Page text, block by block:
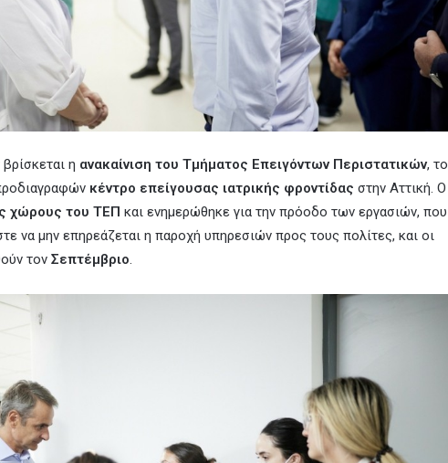
η ανακαίνιση του Τμήματος Επειγόντων Περιστατικών, το
κέντρο επείγουσας ιατρικής φροντίδας στην Αττική. Ο
χώρους του ΤΕΠ και ενημερώθηκε για την πρόοδο των εργασιών, που
να μην επηρεάζεται η παροχή υπηρεσιών προς τους πολίτες, και οι
τον Σεπτέμβριο.